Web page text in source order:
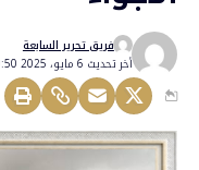
أخر تحديث 6 مايو، 2025 9:50 م
فريق تحرير السابعة